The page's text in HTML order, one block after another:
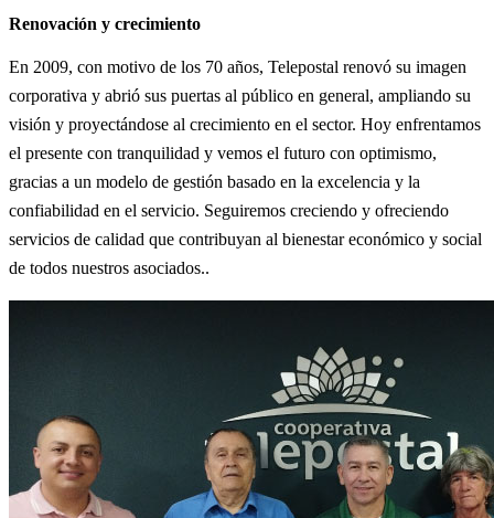
Renovación y crecimiento
En 2009, con motivo de los 70 años, Telepostal renovó su imagen
corporativa y abrió sus puertas al público en general, ampliando su
visión y proyectándose al crecimiento en el sector. Hoy enfrentamos
el presente con tranquilidad y vemos el futuro con optimismo,
gracias a un modelo de gestión basado en la excelencia y la
confiabilidad en el servicio. Seguiremos creciendo y ofreciendo
servicios de calidad que contribuyan al bienestar económico y social
de todos nuestros asociados..